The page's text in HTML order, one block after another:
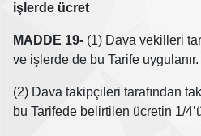
işlerde ücret
MADDE 19-(1) Dava vekilleri
ve işlerde de bu Tarife uygulanır.
(2) Dava takipçileri tarafından
bu Tarifede belirtilen ücretin 1/